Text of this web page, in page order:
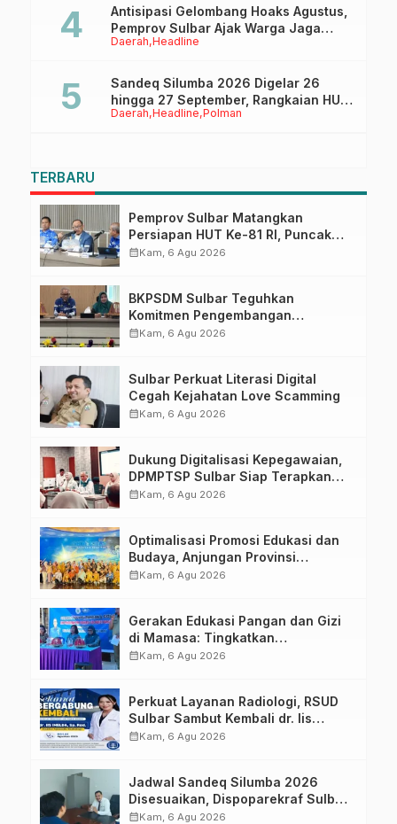
Daerah Headline
Antisipasi Gelombang Hoaks Agustus,
Pemprov Sulbar Ajak Warga Jaga
Ruang Digital
Daerah Headline Polman
Sandeq Silumba 2026 Digelar 26
hingga 27 September, Rangkaian HUT
Sulbar
TERBARU
Pemprov Sulbar Matangkan
Persiapan HUT Ke-81 RI, Puncak
Upacara di Lapangan Ahmad
calendar_monthKam, 6 Agu 2026
BKPSDM Sulbar Teguhkan
Komitmen Pengembangan
Kompetensi ASN melalui
calendar_monthKam, 6 Agu 2026
Sulbar Perkuat Literasi Digital
Cegah Kejahatan Love Scamming
calendar_monthKam, 6 Agu 2026
Dukung Digitalisasi Kepegawaian,
DPMPTSP Sulbar Siap Terapkan
Aplikasi FLEKSI ASN
calendar_monthKam, 6 Agu 2026
Optimalisasi Promosi Edukasi dan
Budaya, Anjungan Provinsi
Sulawesi Barat Perkuat Kolaborasi
calendar_monthKam, 6 Agu 2026
Gerakan Edukasi Pangan dan Gizi
di Mamasa: Tingkatkan
Pengetahuan dan Keterampilan
calendar_monthKam, 6 Agu 2026
Perkuat Layanan Radiologi, RSUD
Sulbar Sambut Kembali dr. Iis
Imelda, Sp.Rad
calendar_monthKam, 6 Agu 2026
Jadwal Sandeq Silumba 2026
Disesuaikan, Dispoparekraf Sulbar
Pastikan Persiapan Tetap
calendar_monthKam, 6 Agu 2026